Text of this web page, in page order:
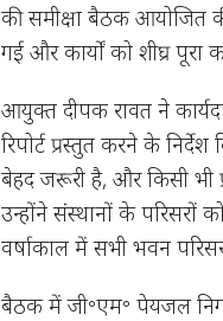
की समीक्षा बैठक आयोजित
गई और कार्यों को शीघ्र पूरा
आयुक्त दीपक रावत ने
रिपोर्ट प्रस्तुत करने के
बेहद जरूरी है, और किसी भी
उन्होंने संस्थानों के परिसरों
वर्षाकाल में सभी भवन
बैठक में जी॰एम॰ पेयजल